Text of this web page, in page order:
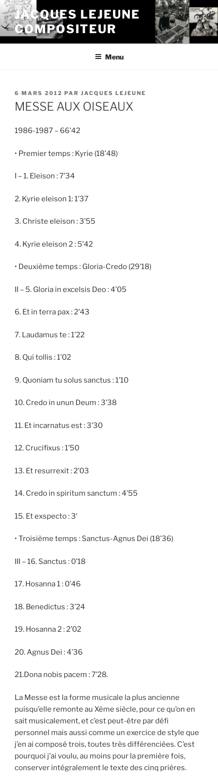
Aller
au
contenu
JACQUES LEJEUNE
COMPOSITEUR
Menu
PUBLIÉ
LE
6 MARS 2012 PAR JACQUES LEJEUNE
MESSE AUX OISEAUX
1986-1987 – 66’42
• Premier temps : Kyrie (18’48)
I – 1. Eleison : 7’34
2. Kyrie eleison 1: 1’37
3. Christe eleison : 3’55
4. Kyrie eleison 2 : 5’42
• Deuxième temps : Gloria-Credo (29’18)
II – 5. Gloria in excelsis Deo : 4’05
6. Et in terra pax : 2’43
7. Laudamus te : 1’22
8. Qui tollis : 1’02
9. Quoniam tu solus sanctus : 1’10
10. Credo in unun Deum : 3’38
11. Et incarnatus est : 3’30
12. Crucifixus : 1’50
13. Et resurrexit : 2’03
14. Credo in spiritum sanctum : 4’55
15. Et exspecto : 3′
• Troisième temps : Sanctus-Agnus Dei (18’36)
III – 16. Sanctus : 0’18
17. Hosanna 1 : 0’46
18. Benedictus : 3’24
19. Hosanna 2 : 2’02
20. Agnus Dei : 4’36
21.Dona nobis pacem : 7’28.
La Messe est la forme musicale la plus ancienne
puisqu’elle remonte au Xème siècle, pour ce qu’on en
sait musicalement, et c’est peut-être par défi
personnel mais aussi comme un exercice de style que
j’en ai composé trois, toutes très différenciées. C’est
pourquoi j’ai voulu, au moins pour la première fois,
conserver intégralement le texte des cinq prières.